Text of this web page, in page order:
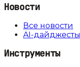
Новости
Все новости
AI-дайджесты
Инструменты